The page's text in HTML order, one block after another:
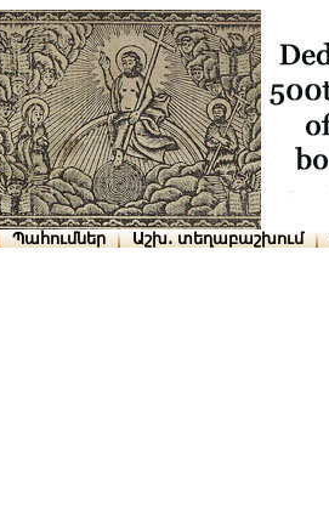
Պահումներ Աշխ․ տեղաբաշխում